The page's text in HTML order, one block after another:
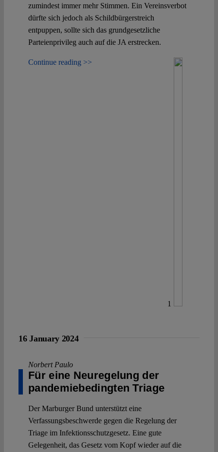
zumindest immer mehr Stimmen. Ein Vereinsverbot
dürfte sich jedoch als Schildbürgerstreich
entpuppen, sollte sich das grundgesetzliche
Parteienprivileg auch auf die JA erstrecken.
Continue reading >>
1
16 January 2024
Norbert Paulo
Für eine Neuregelung der
pandemiebedingten Triage
Der Marburger Bund unterstützt eine
Verfassungsbeschwerde gegen die Regelung der
Triage im Infektionsschutzgesetz. Eine gute
Gelegenheit, das Gesetz vom Kopf wieder auf die